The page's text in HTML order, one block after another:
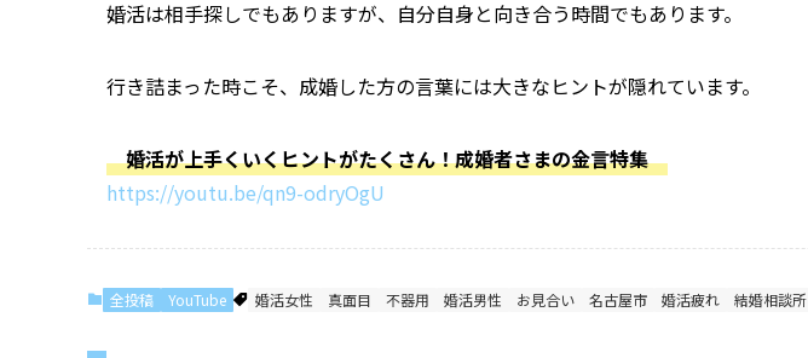
婚活は相手探しでもありますが、自分自身と向き合う時間でもあります。
行き詰まった時こそ、成婚した方の言葉には大きなヒントが隠れています。
婚活が上手くいくヒントがたくさん！成婚者さまの金言特集
https://youtu.be/qn9-odryOgU
全投稿 YouTube 婚活女性 真面目 不器用 婚活男性 お見合い 名古屋市 婚活疲れ 結婚相談所